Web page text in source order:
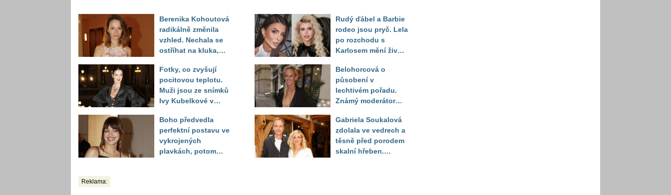
Berenika Kohoutová
radikálně změnila
vzhled. Nechala se
ostříhat na kluka,
překvapily
Fotky, co zvyšují
pocitovou teplotu.
Muži jsou ze snímků
Ivy Kubelkové v
Boho předvedla
perfektní postavu ve
vykrojených
plavkách, potom
Rudý ďábel a Barbie
rodeo jsou pryč. Lela
po rozchodu s
Karlosem mění život i
Sandeva
Belohorcová o
působení v
lechtivém pořadu.
Známý moderátor
sledoval pod dekou
Gabriela Soukalová
zdolala ve vedrech a
těsně před porodem
skalní hřeben.
Reklama: